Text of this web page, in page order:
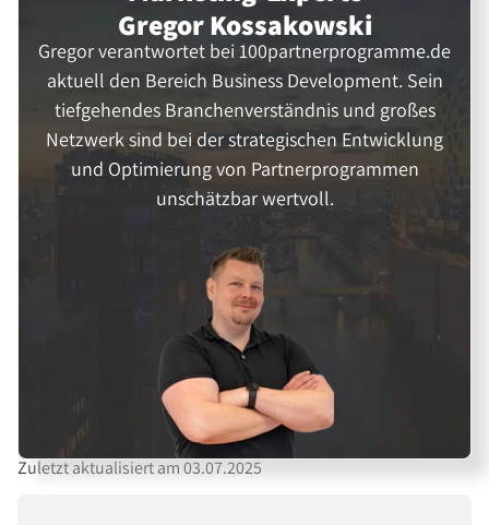
Gregor Kossakowski
Gregor verantwortet bei 100partnerprogramme.de
aktuell den Bereich Business Development. Sein
tiefgehendes Branchenverständnis und großes
Netzwerk sind bei der strategischen Entwicklung
und Optimierung von Partnerprogrammen
unschätzbar wertvoll.
Zuletzt aktualisiert am 03.07.2025